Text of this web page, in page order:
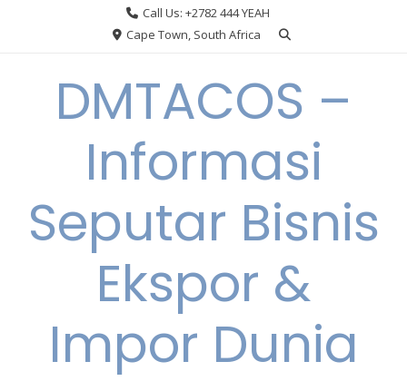
Call Us: +2782 444 YEAH
Cape Town, South Africa
DMTACOS –
Informasi
Seputar Bisnis
Ekspor &
Impor Dunia